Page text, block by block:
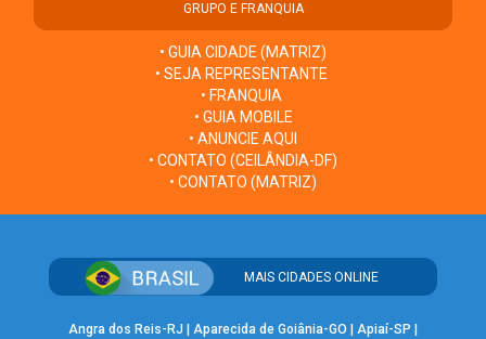
GRUPO E FRANQUIA
• GUIA CIDADE (MATRIZ)
• SEJA REPRESENTANTE
• FRANQUIA
• GUIA MOBILE
• ANUNCIE AQUI
• CONTATO (CEILÂNDIA-DF)
• CONTATO (MATRIZ)
MAIS CIDADES ONLINE
Angra dos Reis-RJ Aparecida de Goiânia-GO Apiaí-SP